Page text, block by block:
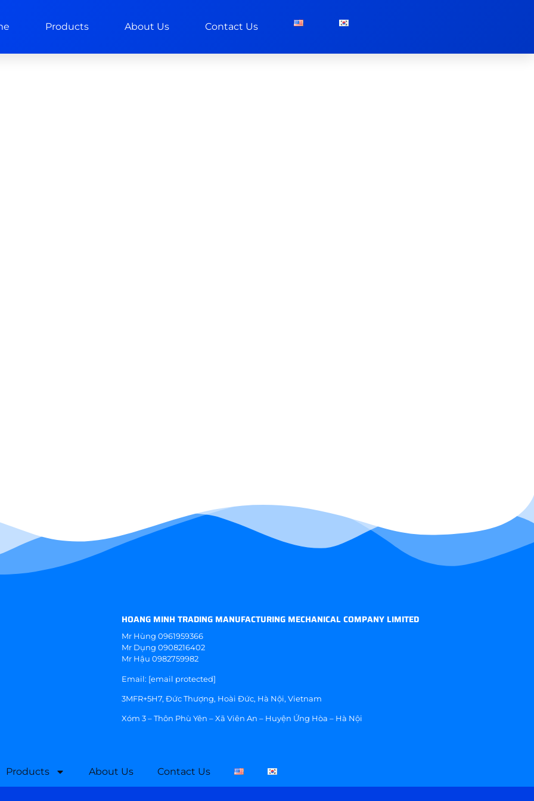
Products About Us Contact Us
HOANG MINH TRADING MANUFACTURING MECHANICAL COMPANY LIMITED
Mr Hùng 0961959366
Mr Dụng 0908216402
Mr Hậu 0982759982
Email: [email protected]
3MFR+5H7, Đức Thượng, Hoài Đức, Hà Nội, Vietnam
Xóm 3 – Thôn Phù Yên – Xã Viên An – Huyện Ứng Hòa – Hà Nội
Products About Us Contact Us